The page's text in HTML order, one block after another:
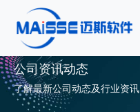
公司资讯动态
了解最新公司动态及行业资讯